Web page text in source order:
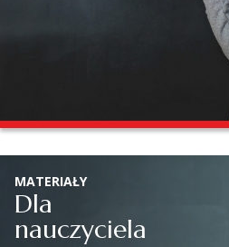
MATERIAŁY
Dla
nauczyciela